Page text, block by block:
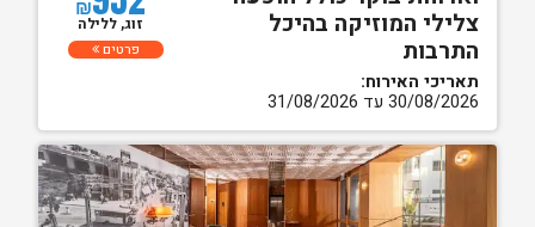
צלילי המוזיקה בהיכל
התרבות
תאריכי האירוח:
30/08/2026 עד 31/08/2026
₪
זוג, ללילה
פרטים